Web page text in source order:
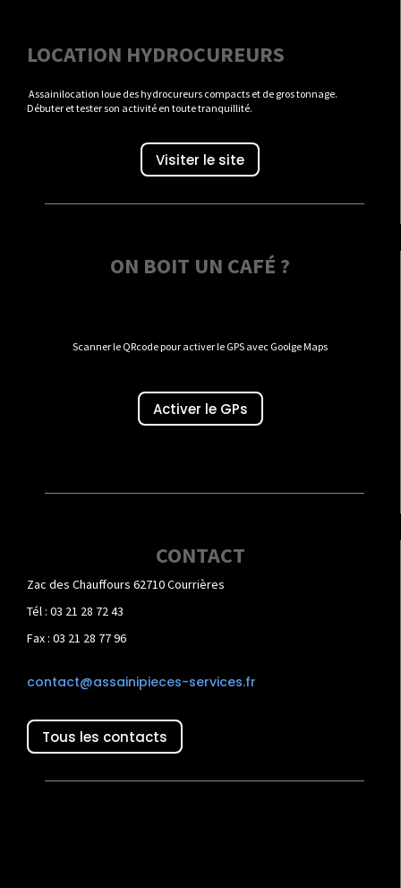
LOCATION HYDROCUREURS
Assainilocation loue des hydrocureurs compacts et de gros tonnage.
Débuter et tester son activité en toute tranquillité.
Visiter le site
ON BOIT UN CAFÉ ?
Scanner le QRcode pour activer le GPS avec Goolge Maps
Activer le GPs
CONTACT
Zac des Chauffours 62710 Courrières
Tél : 03 21 28 72 43
Fax : 03 21 28 77 96
contact@assainipieces-services.fr
Tous les contacts